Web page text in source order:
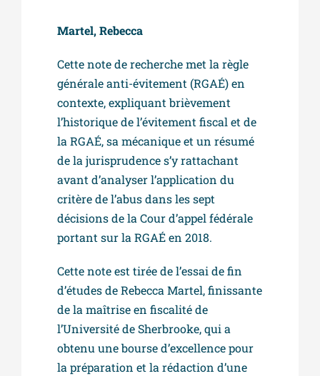
Martel, Rebecca
Cette note de recherche met la règle
générale anti-évitement (RGAÉ) en
contexte, expliquant brièvement
l’historique de l’évitement fiscal et de
la RGAÉ, sa mécanique et un résumé
de la jurisprudence s’y rattachant
avant d’analyser l’application du
critère de l’abus dans les sept
décisions de la Cour d’appel fédérale
portant sur la RGAÉ en 2018.
Cette note est tirée de l’essai de fin
d’études de Rebecca Martel, finissante
de la maîtrise en fiscalité de
l’Université de Sherbrooke, qui a
obtenu une bourse d’excellence pour
la préparation et la rédaction d’une